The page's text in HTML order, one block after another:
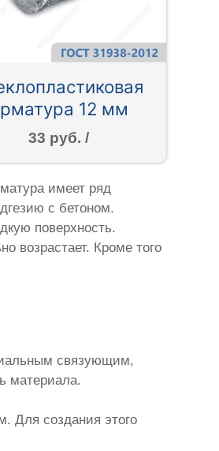
12 мм
33 руб. /
имеет ряд
с бетоном.
поверхность.
возрастает. Кроме того
связующим,
материала.
Для создания этого